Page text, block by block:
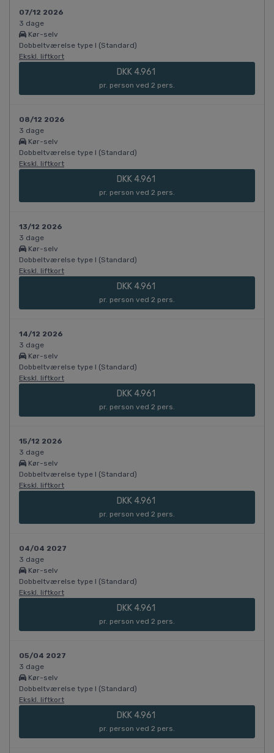
07/12 2026
3 dage
Kør-selv
Dobbeltværelse type I (Standard)
Ekskl. liftkort
DKK 4.961
pr. person ved 2 pers.
08/12 2026
3 dage
Kør-selv
Dobbeltværelse type I (Standard)
Ekskl. liftkort
DKK 4.961
pr. person ved 2 pers.
13/12 2026
3 dage
Kør-selv
Dobbeltværelse type I (Standard)
Ekskl. liftkort
DKK 4.961
pr. person ved 2 pers.
14/12 2026
3 dage
Kør-selv
Dobbeltværelse type I (Standard)
Ekskl. liftkort
DKK 4.961
pr. person ved 2 pers.
15/12 2026
3 dage
Kør-selv
Dobbeltværelse type I (Standard)
Ekskl. liftkort
DKK 4.961
pr. person ved 2 pers.
04/04 2027
3 dage
Kør-selv
Dobbeltværelse type I (Standard)
Ekskl. liftkort
DKK 4.961
pr. person ved 2 pers.
05/04 2027
3 dage
Kør-selv
Dobbeltværelse type I (Standard)
Ekskl. liftkort
DKK 4.961
pr. person ved 2 pers.